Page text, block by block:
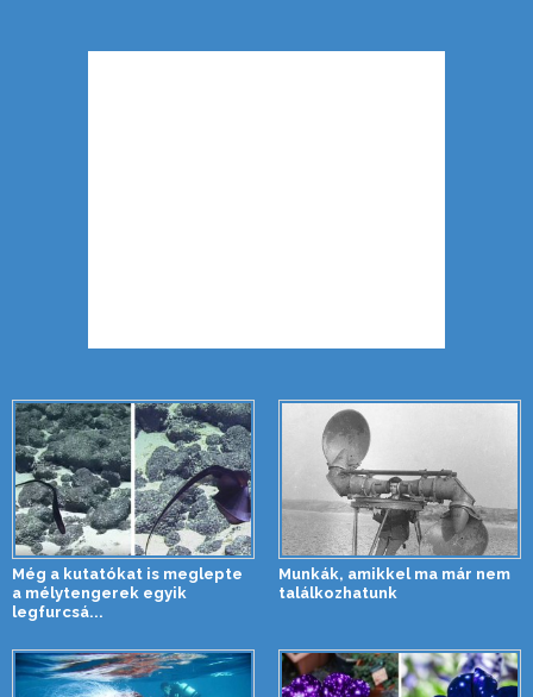
Még a kutatókat is meglepte
a mélytengerek egyik
legfurcsá...
Munkák, amikkel ma már nem
találkozhatunk